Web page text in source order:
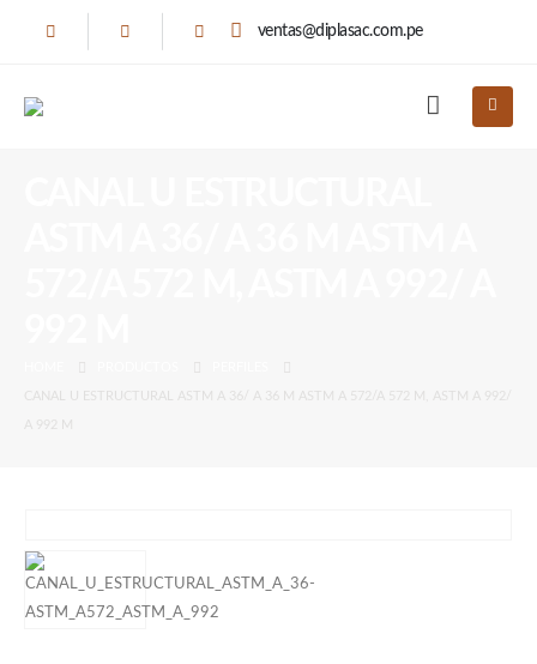
ventas@diplasac.com.pe
CANAL U ESTRUCTURAL ASTM A 36/ A 36 M ASTM A 572/A 572 M, ASTM A 992/
A 992 M